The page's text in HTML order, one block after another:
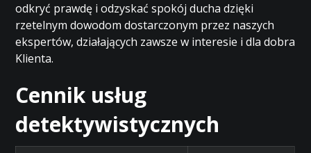
odkryć prawdę i odzyskać spokój ducha dzięki
rzetelnym dowodom dostarczonym przez naszych
ekspertów, działających zawsze w interesie i dla dobra
Klienta.
Cennik usług
detektywistycznych